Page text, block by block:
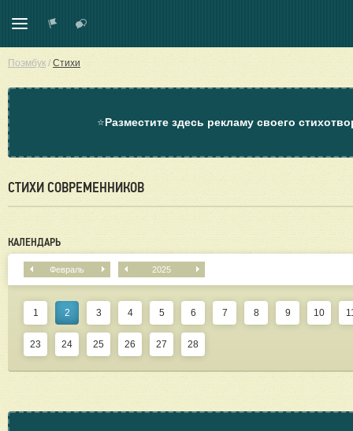
Поэмбук / Стихи
⭐Разместите здесь рекламу своего
СТИХИ СОВРЕМЕННИКОВ
КАЛЕНДАРЬ
Февраль 2025
1 2 3 4 5 6 7 8 9 10
23 24 25 26 27 28